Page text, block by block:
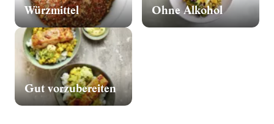
Würzmittel
Gut vorzubereiten
Ohne Alkohol